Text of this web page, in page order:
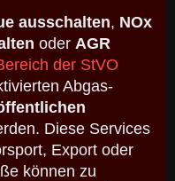
ausschalten, NOx
oder AGR
der StVO
Abgas-
Diese Services
Export oder
können zu